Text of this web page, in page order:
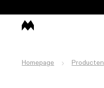
Homepage Producten